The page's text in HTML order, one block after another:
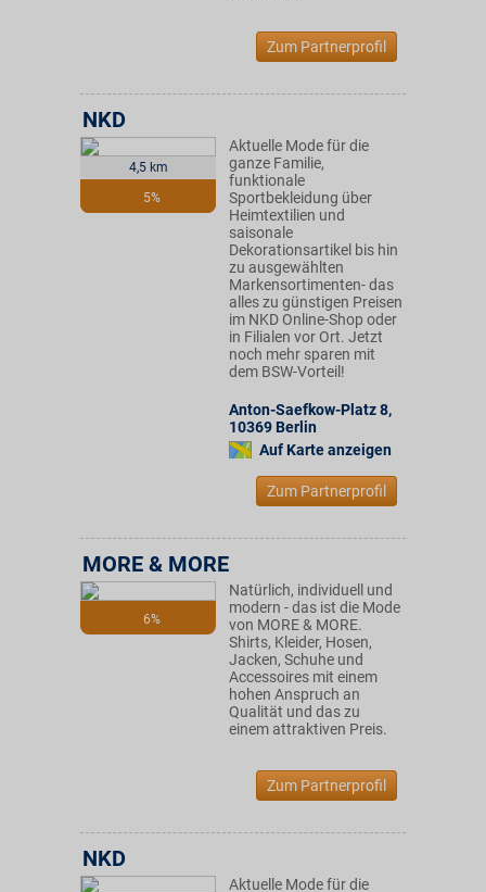
Zum Partnerprofil
4,5 km
5%
NKD
Aktuelle Mode für die
ganze Familie,
funktionale
Sportbekleidung über
Heimtextilien und
saisonale
Dekorationsartikel bis hin
zu ausgewählten
Markensortimenten- das
alles zu günstigen Preisen
im NKD Online-Shop oder
in Filialen vor Ort. Jetzt
noch mehr sparen mit
dem BSW-Vorteil!
Anton-Saefkow-Platz 8,
10369 Berlin
Auf Karte anzeigen
Zum Partnerprofil
6%
MORE & MORE
Natürlich, individuell und
modern - das ist die Mode
von MORE & MORE.
Shirts, Kleider, Hosen,
Jacken, Schuhe und
Accessoires mit einem
hohen Anspruch an
Qualität und das zu
einem attraktiven Preis.
Zum Partnerprofil
NKD
Aktuelle Mode für die